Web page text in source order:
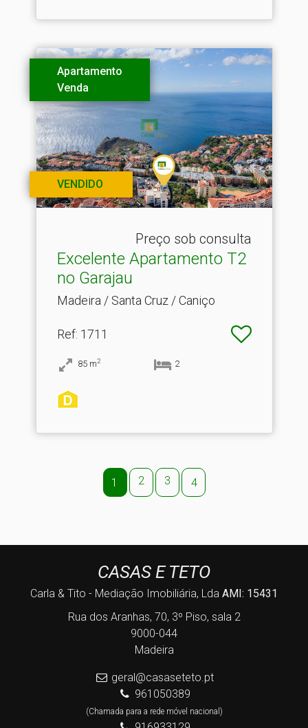
Apartamento
Venda
VENDIDO
Preço sob consulta
Excelente Apartamento T2
no Garajau
Madeira / Santa Cruz / Caniço
Ref: 1711
85 m2 2
1 2 3 4
CASAS E TETO
Carla & Tito - Mediação Imobiliária, Lda AMI: 15431
Rua dos Aranhas, 70, 3º Piso, sala 2
9000-044
Madeira
geral@casaseteto.pt
961050389
(Chamada para a rede móvel nacional)